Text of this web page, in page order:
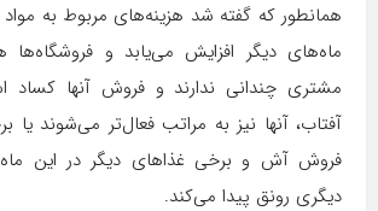
همانطور که گفته شد هزینه‌های مربوط به
ماه‌های دیگر افزایش می‌یابد و
مشتری چندانی ندارند و فروش آنها کساد
آفتاب، آنها نیز به مراتب فعال‌تر می‌شوند یا
فروش آش و برخی غذاهای دیگر در این
دیگری رونق پیدا می‌کند.